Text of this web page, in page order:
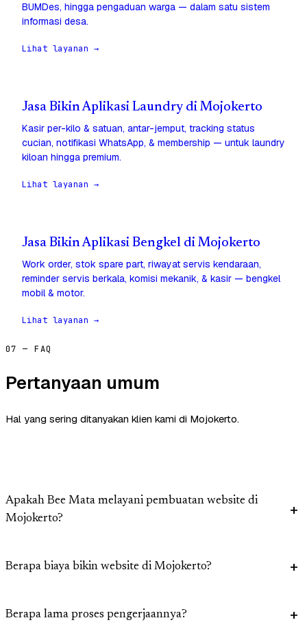
BUMDes, hingga pengaduan warga — dalam satu sistem
informasi desa.
Lihat layanan →
Jasa Bikin Aplikasi Laundry di Mojokerto
Kasir per-kilo & satuan, antar-jemput, tracking status
cucian, notifikasi WhatsApp, & membership — untuk laundry
kiloan hingga premium.
Lihat layanan →
Jasa Bikin Aplikasi Bengkel di Mojokerto
Work order, stok spare part, riwayat servis kendaraan,
reminder servis berkala, komisi mekanik, & kasir — bengkel
mobil & motor.
Lihat layanan →
07 — FAQ
Pertanyaan umum
Hal yang sering ditanyakan klien kami di Mojokerto.
Apakah Bee Mata melayani pembuatan website di
Mojokerto?
Berapa biaya bikin website di Mojokerto?
Berapa lama proses pengerjaannya?